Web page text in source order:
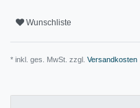
Wunschliste
* inkl. ges. MwSt. zzgl. Versandkosten